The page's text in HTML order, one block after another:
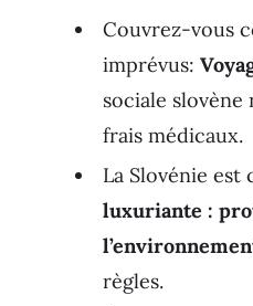
Couvrez-vous
imprévus:
sociale slovène
frais médicaux.
La Slovénie est
luxuriante :
règles.